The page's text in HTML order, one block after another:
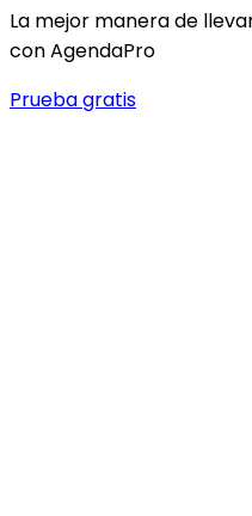
La mejor manera de
con AgendaPro
Prueba gratis